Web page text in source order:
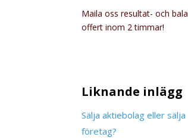
Maila oss resultat- och
offert inom 2 timmar!
Liknande inlägg
Sälja aktiebolag eller sälja
företag?